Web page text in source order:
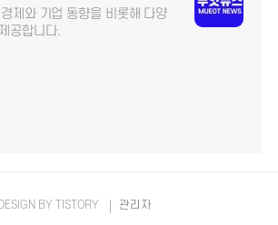
제와 기업 동향을 비롯해 다양
공합니다.
DESIGN BY TISTORY 관리자